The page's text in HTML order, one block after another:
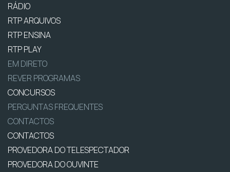
RÁDIO
RTP ARQUIVOS
RTP ENSINA
RTP PLAY
EM DIRETO
REVER PROGRAMAS
CONCURSOS
PERGUNTAS FREQUENTES
CONTACTOS
CONTACTOS
PROVEDORA DO TELESPECTADOR
PROVEDORA DO OUVINTE